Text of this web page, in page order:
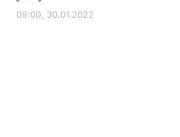
09:00, 30.01.2022